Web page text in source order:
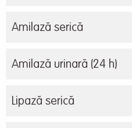
Amilază serică
Amilază urinară (24 h)
Lipază serică